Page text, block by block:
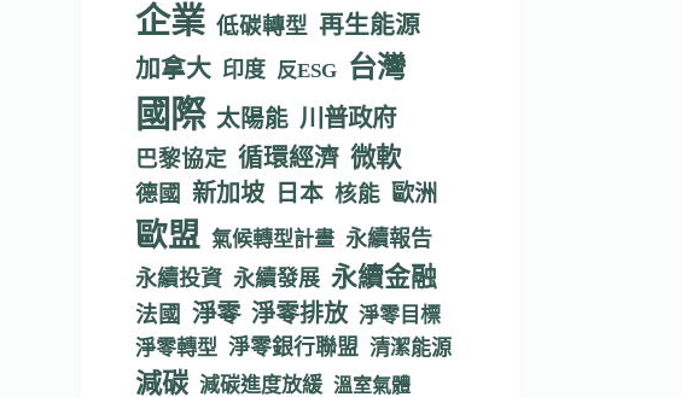
企業 低碳轉型 再生能源
加拿大 印度 反ESG 台灣
國際 太陽能 川普政府
巴黎協定 循環經濟 微軟
德國 新加坡 日本 核能 歐洲
歐盟 氣候轉型計畫 永續報告
永續投資 永續發展 永續金融
法國 淨零 淨零排放 淨零目標
淨零轉型 淨零銀行聯盟 清潔能源
減碳 減碳進度放緩 溫室氣體